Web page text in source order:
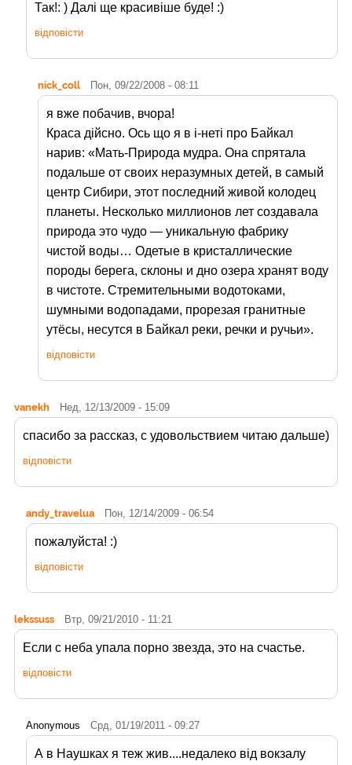
Так!: ) Далі ще красивіше буде! :)
відповісти
nick_coll Пон, 09/22/2008 - 08:11
я вже побачив, вчора!
Краса дійсно. Ось що я в і-неті про Байкал
нарив: «Мать-Природа мудра. Она спрятала
подальше от своих неразумных детей, в самый
центр Сибири, этот последний живой колодец
планеты. Несколько миллионов лет создавала
природа это чудо — уникальную фабрику
чистой воды… Одетые в кристаллические
породы берега, склоны и дно озера хранят воду
в чистоте. Стремительными водотоками,
шумными водопадами, прорезая гранитные
утёсы, несутся в Байкал реки, речки и ручьи».
відповісти
vanekh Нед, 12/13/2009 - 15:09
спасибо за рассказ, с удовольствием читаю дальше)
відповісти
andy_travelua Пон, 12/14/2009 - 06:54
пожалуйста! :)
відповісти
lekssuss Втр, 09/21/2010 - 11:21
Если с неба упала порно звезда, это на счастье.
відповісти
Anonymous Срд, 01/19/2011 - 09:27
А в Наушках я теж жив....недалеко від вокзалу